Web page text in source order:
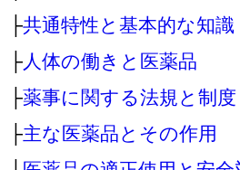
├共通特性と基本的な知識
├人体の働きと医薬品
├薬事に関する法規と制度
├主な医薬品とその作用